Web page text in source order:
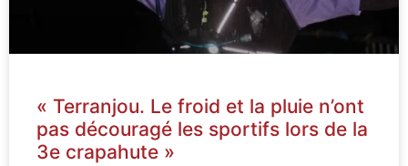
« Terranjou. Le froid et la pluie n’ont
pas découragé les sportifs lors de la
3e crapahute »